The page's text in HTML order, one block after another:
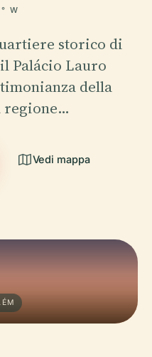
W
storico di
Palácio Lauro
della
regione…
Vedi mappa